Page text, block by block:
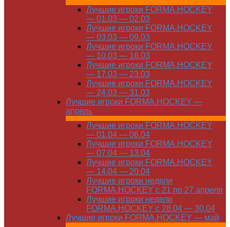
Лучшие игроки FORMA.HOCKEY
— 01.03 — 02.03
Лучшие игроки FORMA.HOCKEY
— 03.03 — 09.03
Лучшие игроки FORMA.HOCKEY
— 10.03 — 16.03
Лучшие игроки FORMA.HOCKEY
— 17.03 — 23.03
Лучшие игроки FORMA.HOCKEY
— 24.03 — 31.03
Лучшие игроки FORMA.HOCKEY —
апрель
Лучшие игроки FORMA.HOCKEY
— 01.04 — 06.04
Лучшие игроки FORMA.HOCKEY
— 07.04 — 13.04
Лучшие игроки FORMA.HOCKEY
— 14.04 — 20.04
Лучшие игроки недели
FORMA.HOCKEY с 21 по 27 апреля
Лучшие игроки недели
FORMA.HOCKEY с 28.04 — 30.04
Лучшие игроки FORMA.HOCKEY — май